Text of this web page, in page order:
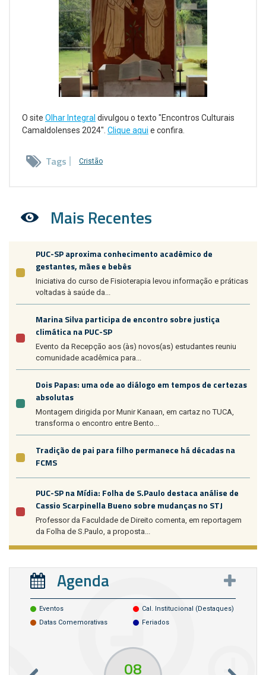
O site Olhar Integral divulgou o texto "Encontros Culturais
Camaldolenses 2024". Clique aqui e confira.
Tags Cristão
Mais Recentes
PUC-SP aproxima conhecimento acadêmico de
gestantes, mães e bebês
Iniciativa do curso de Fisioterapia levou informação e práticas
voltadas à saúde da...
Marina Silva participa de encontro sobre justiça
climática na PUC-SP
Evento da Recepção aos (às) novos(as) estudantes reuniu
comunidade acadêmica para...
Dois Papas: uma ode ao diálogo em tempos de certezas
absolutas
Montagem dirigida por Munir Kanaan, em cartaz no TUCA,
transforma o encontro entre Bento...
Tradição de pai para filho permanece há décadas na
FCMS
PUC-SP na Mídia: Folha de S.Paulo destaca análise de
Cassio Scarpinella Bueno sobre mudanças no STJ
Professor da Faculdade de Direito comenta, em reportagem
da Folha de S.Paulo, a proposta...
Agenda
Eventos
Cal. Institucional (destaques)
Datas Comemorativas
Feriados
08